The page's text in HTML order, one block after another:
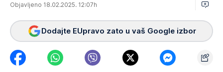
Objavljeno 18.02.2025. 12:07h
Dodajte EUpravo zato u vaš Google izbor